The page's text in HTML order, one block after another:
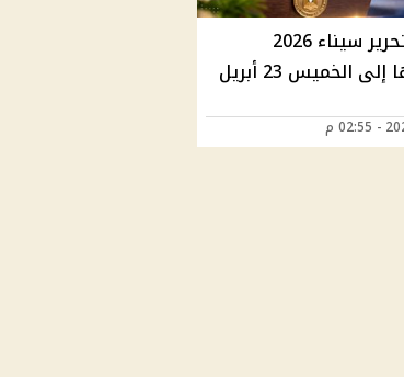
موعد إجازة عيد تحرير سيناء 2026
وتوقعات بترحيلها إلى الخميس 23 أبريل